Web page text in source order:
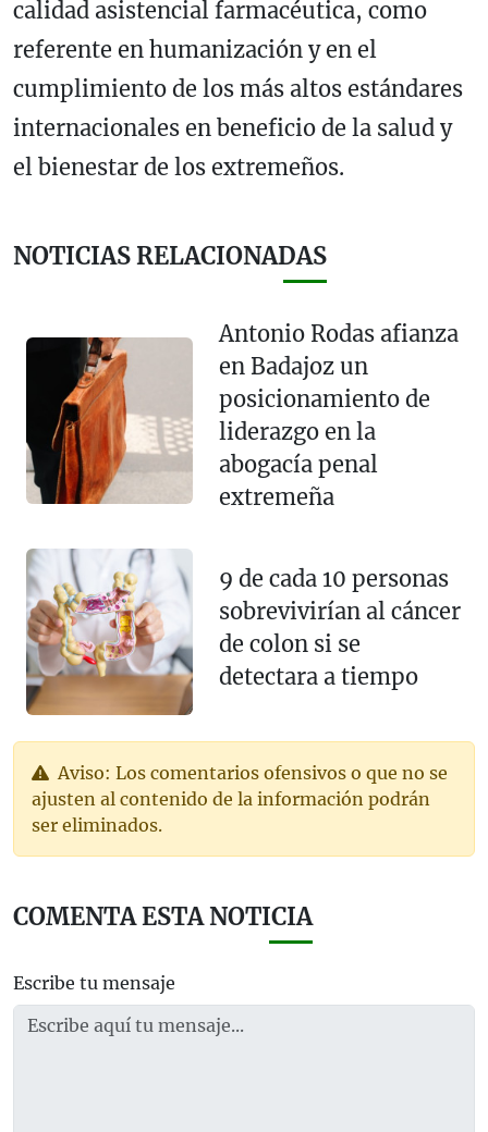
calidad asistencial farmacéutica, como
referente en humanización y en el
cumplimiento de los más altos estándares
internacionales en beneficio de la salud y
el bienestar de los extremeños.
NOTICIAS RELACIONADAS
Antonio Rodas afianza
en Badajoz un
posicionamiento de
liderazgo en la
abogacía penal
extremeña
9 de cada 10 personas
sobrevivirían al cáncer
de colon si se
detectara a tiempo
Aviso: Los comentarios ofensivos o que no se
ajusten al contenido de la información podrán
ser eliminados.
COMENTA ESTA NOTICIA
Escribe tu mensaje